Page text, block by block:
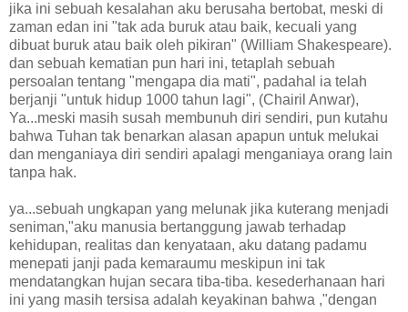
jika ini sebuah kesalahan aku berusaha bertobat, meski di
zaman edan ini "tak ada buruk atau baik, kecuali yang
dibuat buruk atau baik oleh pikiran" (William Shakespeare).
dan sebuah kematian pun hari ini, tetaplah sebuah
persoalan tentang "mengapa dia mati", padahal ia telah
berjanji "untuk hidup 1000 tahun lagi", (Chairil Anwar),
Ya...meski masih susah membunuh diri sendiri, pun kutahu
bahwa Tuhan tak benarkan alasan apapun untuk melukai
dan menganiaya diri sendiri apalagi menganiaya orang lain
tanpa hak.
ya...sebuah ungkapan yang melunak jika kuterang menjadi
seniman,"aku manusia bertanggung jawab terhadap
kehidupan, realitas dan kenyataan, aku datang padamu
menepati janji pada kemaraumu meskipun ini tak
mendatangkan hujan secara tiba-tiba. kesederhanaan hari
ini yang masih tersisa adalah keyakinan bahwa ,"dengan